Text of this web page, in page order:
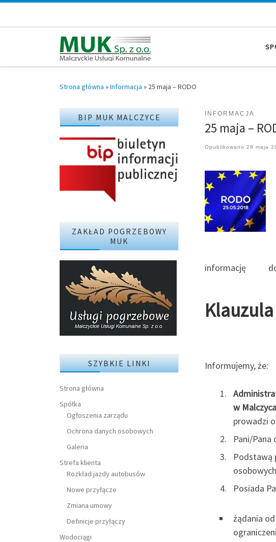
Strona główna »Informacja » 25 maja – RODO
INFORMACJA
25 maja –
Opublikowano 28 maja
informację
Informujemy, że:
w
prowadzi
Pani/
Podstawą
Posiada
żądania
BIP MUK MALCZYCE
ZAKŁAD POGRZEBOWY
MUK
SZYBKIE LINKI
Strona główna
Spółka
Ogłoszenia zarządu
Ochrona danych osobowych
Galeria
Strefa klienta
Rozkład jazdy autobusów
Nowe przyłącze
Zmiana umowy
Definicje przyłączy
Wodociągi